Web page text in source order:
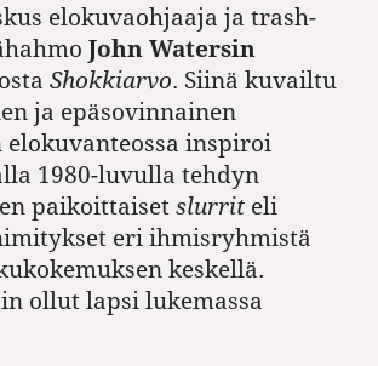
elokuvaohjaaja ja trash-
John Watersin
Shokkiarvo. Siinä kuvailtu
ja epäsovinnainen
elokuvanteossa inspiroi
1980-luvulla tehdyn
paikoittaiset slurrit eli
eri ihmisryhmistä
keskellä.
ollut lapsi lukemassa